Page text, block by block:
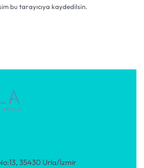
bu tarayıcıya kaydedilsin.
35430 Urla/İzmir